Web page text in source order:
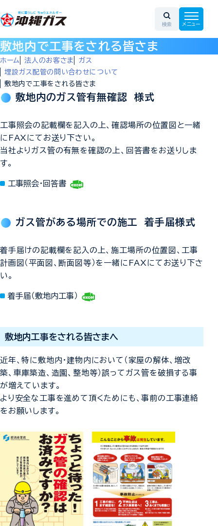
敷地内で工事をされる皆さま
ホーム 法人のお客さま
ガス
埋設ガス配管の問い合わせについて
敷地内で工事をされる皆さま
敷地内のガス管有無確認 様式
工事照会の記載欄を記入の上、確認場所の位置図と一緒
にFAXにてお送り下さい。
当社よりガス管の有無を確認の上、回答書をお送りしま
す。
工事照会・回答書
ガス管がある場所での施工 着手届様式
着手届けの記載欄を記入の上、施工場所の位置図、工事
計画図（平面図、断面図等）を一緒にFAXにてお送り下さ
い。
着手届（敷地内工事）
敷地内工事をされる皆さまへ
近年、特に敷地内・建物内において（家屋の解体、増改
築、車庫築造、造園、整地等）誤ってガス管を破損する事
が増えています。
より安全な工事を進めて頂くためにも、事前の工事連絡
をお願いします。